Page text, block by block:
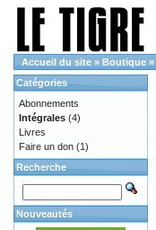
Accueil du site » Boutique »
Catégories
Abonnements
Intégrales (4)
Livres
Faire un don (1)
Recherche
Nouveautés